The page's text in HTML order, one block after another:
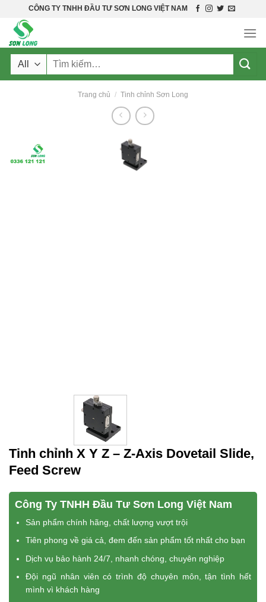
content
CÔNG TY TNHH ĐẦU TƯ SƠN LONG VIỆT NAM
Tìm
Trang chủ / Tinh chỉnh Sơn Long
Tinh chỉnh X Y Z – Z-Axis Dovetail Slide,
Feed Screw
Công Ty TNHH Đầu Tư Sơn Long Việt Nam
Sản phẩm chính hãng, chất lượng vượt trội
Tiên phong về giá cả, đem đến sản phẩm tốt nhất cho bạn
Dịch vụ bảo hành 24/7, nhanh chóng, chuyên nghiệp
Đội ngũ nhân viên có trình độ chuyên môn, tận tình hết
mình vì khách hàng